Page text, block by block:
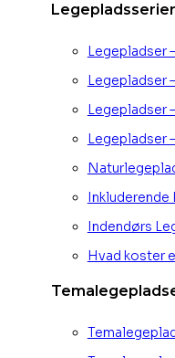
Legepladsserier
Legepladser
Legepladser
Legepladser
Legepladser
Inkluderende
Indendørs
Hvad koster